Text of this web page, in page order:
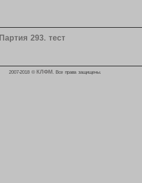
Партия 293. тест
2007-2018 © КЛФМ . Все права защищены.